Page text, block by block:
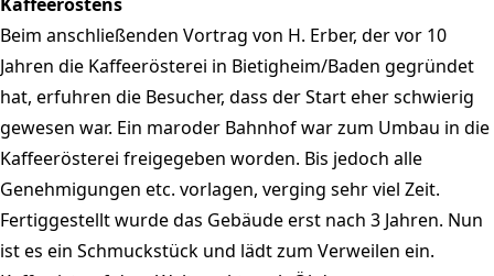
Beim anschließenden Vortrag von H. Erber, der vor 10
Jahren die Kaffeerösterei in Bietigheim/Baden gegründet
hat, erfuhren die Besucher, dass der Start eher schwierig
gewesen war. Ein maroder Bahnhof war zum Umbau in die
Kaffeerösterei freigegeben worden. Bis jedoch alle
Genehmigungen etc. vorlagen, verging sehr viel Zeit.
Fertiggestellt wurde das Gebäude erst nach 3 Jahren. Nun
ist es ein Schmuckstück und lädt zum Verweilen ein.